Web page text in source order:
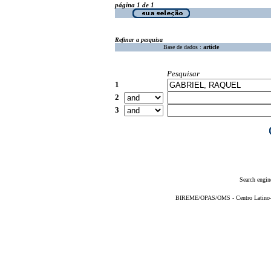
página 1 de 1
Refinar a pesquisa
Base de dados : article
Pesquisar
1
2
3
Search
BIREME/OPAS/OMS - Centro Latino-